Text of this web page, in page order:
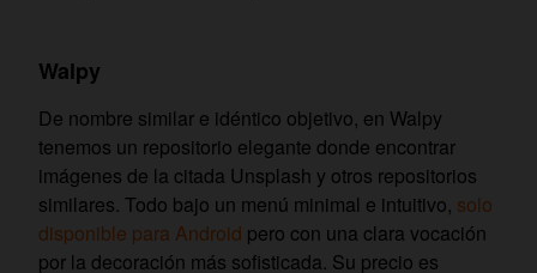
Walpy
De nombre similar e idéntico objetivo, en Walpy
tenemos un repositorio elegante donde encontrar
imágenes de la citada Unsplash y otros repositorios
similares. Todo bajo un menú minimal e intuitivo, solo
disponible para Android pero con una clara vocación
por la decoración más sofisticada. Su precio es